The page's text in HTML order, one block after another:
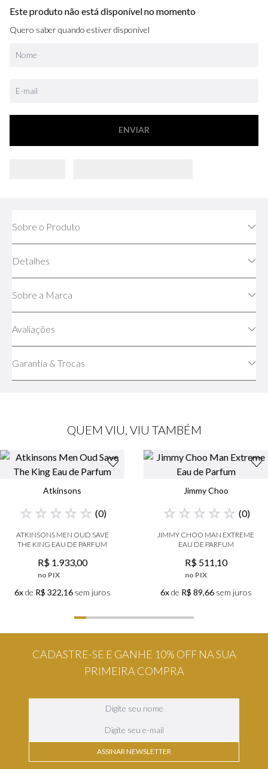
Este produto não está disponível no momento
Quero saber quando estiver disponível
ENVIAR
Sobre o Produto
Detalhes
Sobre a Marca
Avaliações
Garantia & Trocas
QUEM VIU, VIU TAMBÉM
Atkinsons
☆ ☆ ☆ ☆ ☆ (0)
ATKINSONS MEN OUD SAVE
THE KING EAU DE PARFUM
R$ 1.933,00
no PIX
6xde R$ 322,16sem juros
Jimmy Choo
☆ ☆ ☆ ☆ ☆ (0)
JIMMY CHOO MAN EXTREME
EAU DE PARFUM
R$ 511,10
no PIX
6xde R$ 89,66sem juros
CADASTRE-SE E GANHE 10% OFF NA SUA
PRIMEIRA COMPRA
ASSINAR NEWSLETTER